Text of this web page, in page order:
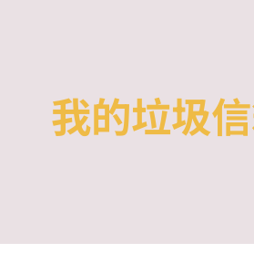
我的垃圾